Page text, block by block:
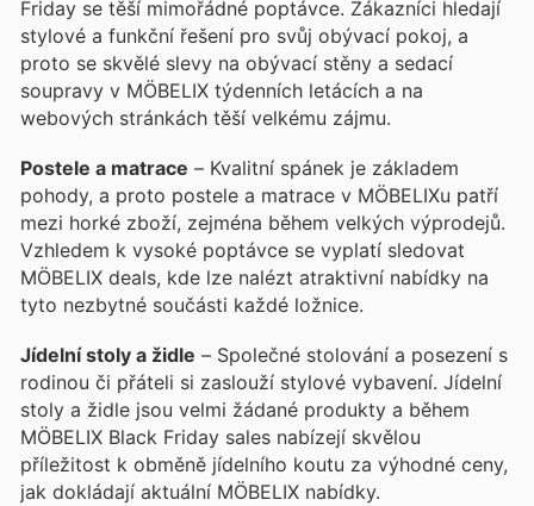
Friday se těší mimořádné poptávce. Zákazníci hledají
stylové a funkční řešení pro svůj obývací pokoj, a
proto se skvělé slevy na obývací stěny a sedací
soupravy v MÖBELIX týdenních letácích a na
webových stránkách těší velkému zájmu.
Postele a matrace – Kvalitní spánek je základem
pohody, a proto postele a matrace v MÖBELIXu patří
mezi horké zboží, zejména během velkých výprodejů.
Vzhledem k vysoké poptávce se vyplatí sledovat
MÖBELIX deals, kde lze nalézt atraktivní nabídky na
tyto nezbytné součásti každé ložnice.
Jídelní stoly a židle – Společné stolování a posezení s
rodinou či přáteli si zaslouží stylové vybavení. Jídelní
stoly a židle jsou velmi žádané produkty a během
MÖBELIX Black Friday sales nabízejí skvělou
příležitost k obměně jídelního koutu za výhodné ceny,
jak dokládají aktuální MÖBELIX nabídky.